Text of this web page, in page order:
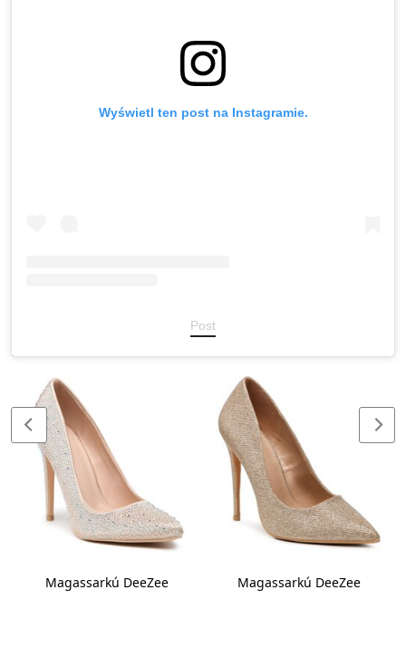
Wyświetl ten post na Instagramie.
Post
Magassarkú DeeZee Magassarkú DeeZee